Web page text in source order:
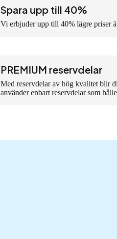
:
1
k
t
Spara upp till 40%
Vi erbjuder upp till 40% lägre priser
PREMIUM reservdelar
Med reservdelar av hög kvalitet blir
använder enbart reservdelar som